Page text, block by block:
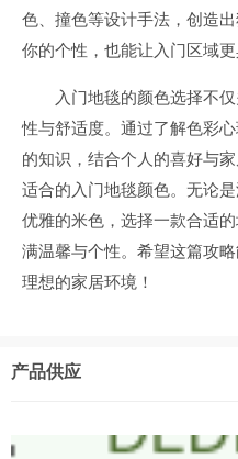
色、撞色等设计手法，创造
你的个性，也能让入门区域更
入门地毯的颜色选择不
性与舒适度。通过了解色彩
的知识，结合个人的喜好与
适合的入门地毯颜色。无论
优雅的米色，选择一款合适
满温馨与个性。希望这篇攻
理想的家居环境！
产品供应